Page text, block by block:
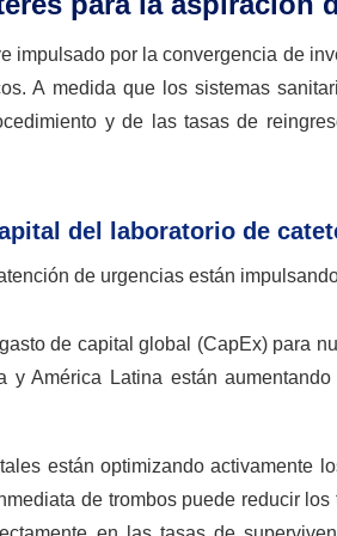
impulsado por la convergencia de
A medida que los sistemas
y de las tasas de
del laboratorio de
de urgencias están
de capital global (CapEx) para
y América Latina están
están optimizando activamente
de trombos puede reducir